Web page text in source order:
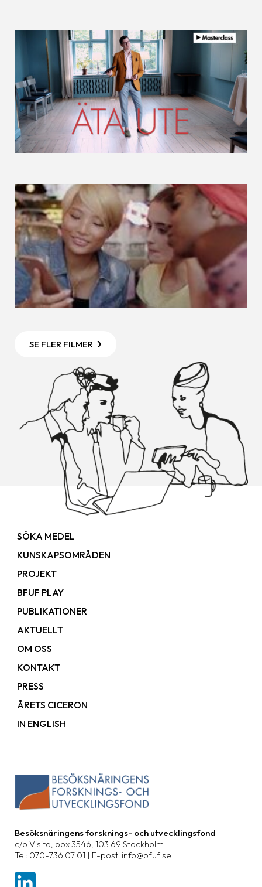
SE FLER FILMER
Besöksnäringens forsknings- och utvecklingsfond
c/o Visita, box 3546, 103 69 Stockholm
Tel: 070-736 07 01 | E-post: info@bfuf.se
SÖKA MEDEL
KUNSKAPSOMRÅDEN
PROJEKT
BFUF PLAY
PUBLIKATIONER
AKTUELLT
OM OSS
KONTAKT
PRESS
ÅRETS CICERON
IN ENGLISH